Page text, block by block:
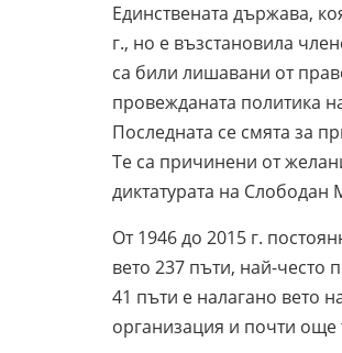
Единствената държава,
г., но е възстановила
са били лишавани от
провежданата политика
Последната се смята за
Те са причинени от
диктатурата на
От 1946 до 2015 г.
вето 237 пъти, най-
41 пъти е налагано вето
организация и почти още